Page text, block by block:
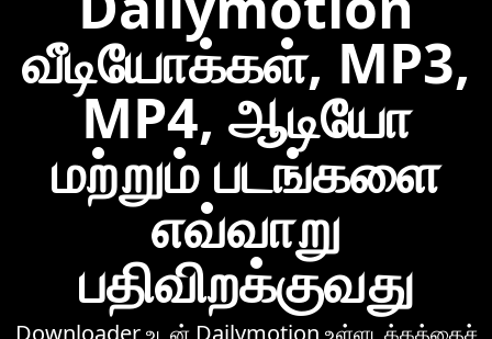
வீடியோக்கள், MP3,
MP4, ஆடியோ
மற்றும் படங்களை
எவ்வாறு
பதிவிறக்குவது
Downloader உடன் Dailymotion உள்ளடக்கத்தைச்